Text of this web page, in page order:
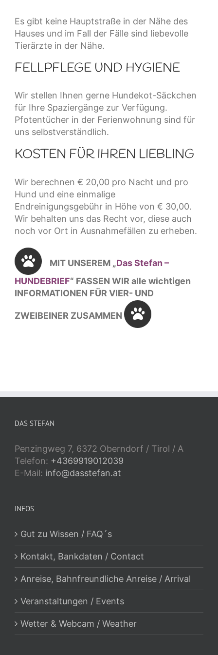
Es gibt keine Hauptstraße in der Nähe des
Hauses und im Fall der Fälle sind liebevolle
Tierärzte in der Nähe.
FELLPFLEGE UND HYGIENE
Wir stellen Ihnen gerne Hundekot-Säckchen
für Ihre Spaziergänge zur Verfügung.
Pfotentücher in der Ferienwohnung sind für
uns selbstverständlich.
KOSTEN FÜR IHREN LIEBLING
Wir berechnen € 20,00 pro Nacht und pro
Hund und eine einmalige
Endreinigungsgebühr in Höhe von € 30,00.
Wir behalten uns das Recht vor, diese auch
noch vor Ort in Ausnahmefällen zu erheben.
MIT UNSEREM „Das Stefan –
HUNDEBRIEF“ FASSEN WIR alle wichtigen
INFORMATIONEN FÜR VIER- UND
ZWEIBEINER ZUSAMMEN
DAS STEFAN
Penzingweg 7, 6372 Oberndorf / Tirol / A
Telefon: +4369919012039
E-Mail: info@dasstefan.at
INFOS
Gut zu Wissen / FAQ´s
Kontakt, Bankdaten / Contact
Anreise, Bahnfreundliche Anreise / Arrival
Veranstaltungen / Events
Wetter & Webcam / Weather